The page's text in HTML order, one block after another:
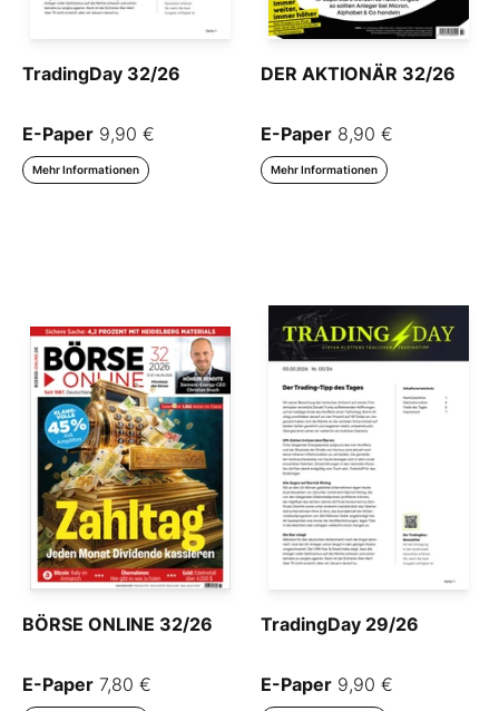
TradingDay 32/26
E-Paper 9,90 €
Mehr Informationen
DER AKTIONÄR 32/26
E-Paper 8,90 €
Mehr Informationen
BÖRSE ONLINE 32/26
E-Paper 7,80 €
TradingDay 29/26
E-Paper 9,90 €